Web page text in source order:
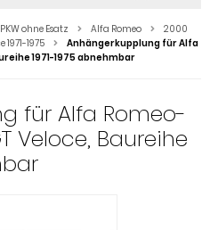
ohne Esatz Alfa Romeo
2000
1975
Anhängerkupplung für Alfa
1971-1975 abnehmbar
für Alfa Romeo-
Veloce, Baureihe